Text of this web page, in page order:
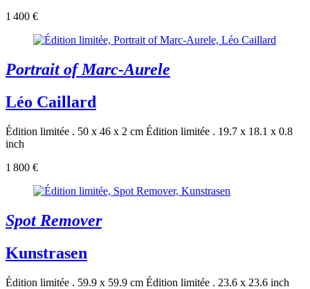
1 400 €
Portrait of Marc-Aurele
Léo Caillard
Édition limitée . 50 x 46 x 2 cm Édition limitée . 19.7 x 18.1 x 0.8
inch
1 800 €
Spot Remover
Kunstrasen
Édition limitée . 59.9 x 59.9 cm Édition limitée . 23.6 x 23.6 inch